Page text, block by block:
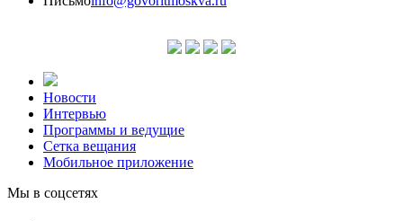
Новости
Интервью
Программы и ведущие
Сетка вещания
Мобильное приложение
Мы в соцсетях